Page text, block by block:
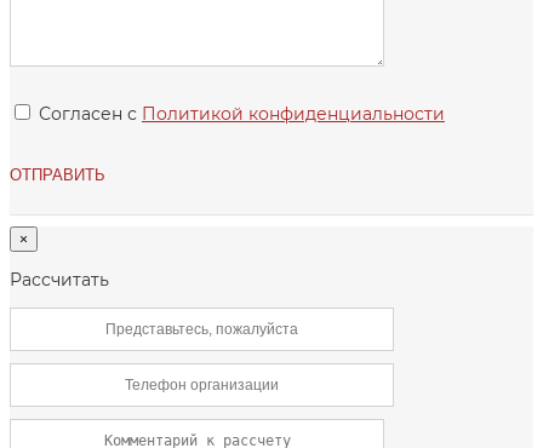
Согласен с Политикой конфиденциальности
×
Рассчитать